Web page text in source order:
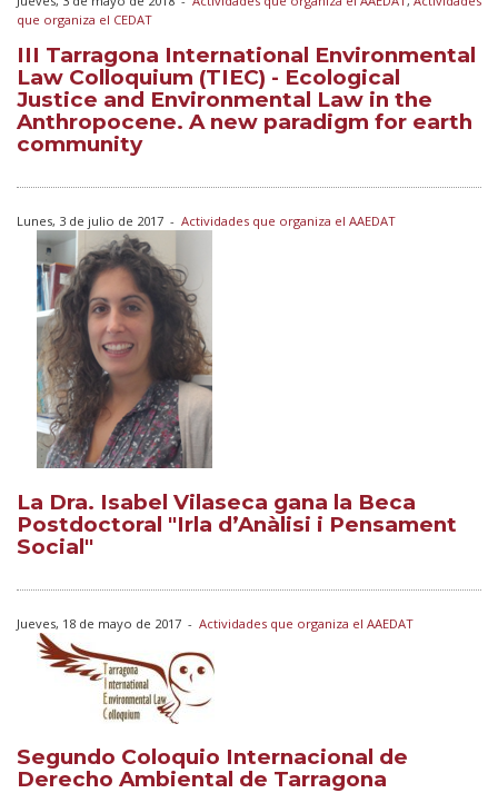
que organiza el CEDAT
III Tarragona International Environmental
Law Colloquium (TIEC) - Ecological
Justice and Environmental Law in the
Anthropocene. A new paradigm for earth
community
Lunes, 3 de julio de 2017 - Actividades que organiza el AAEDAT
La Dra. Isabel Vilaseca gana la Beca
Postdoctoral "Irla d’Anàlisi i Pensament
Social"
Jueves, 18 de mayo de 2017 - Actividades que organiza el AAEDAT
Segundo Coloquio Internacional de
Derecho Ambiental de Tarragona